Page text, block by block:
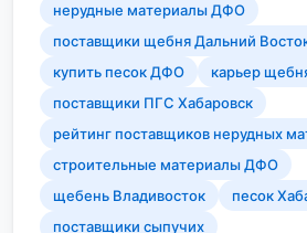
нерудные материалы ДФО
поставщики щебня Дальний
купить песок ДФО
карьер
поставщики ПГС Хабаровск
рейтинг поставщиков нерудных
строительные материалы ДФО
щебень Владивосток
песок
поставщики сыпучих